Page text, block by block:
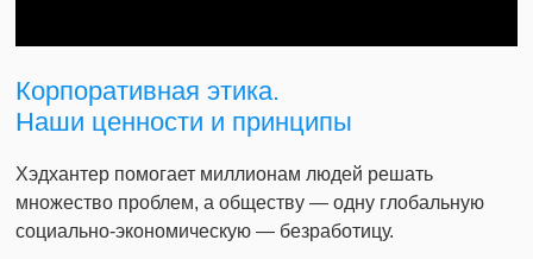
Корпоративная этика.
Наши ценности и принципы
Хэдхантер помогает миллионам людей решать
множество проблем, а обществу — одну глобальную
социально-экономическую — безработицу.